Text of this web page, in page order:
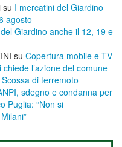
su I mercatini del Giardino
agosto
Giardino anche il 12, 19 e
su ​Copertura mobile e TV
l’azione del comune
Scossa di terremoto
sdegno e condanna per
Puglia: “Non si